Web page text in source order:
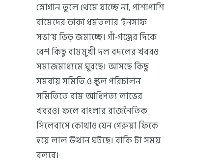
স্লোগান তুলে থেমে যাচ্ছে না, পাশাপাশি
বামেদের ডাকা ধর্মতলার ‘ইনসাফ
সভা’য় ভিড় জমাচ্ছে। গাঁ-গঞ্জের দিকে
বেশ কিছু বামমুখী দল বদলের খবরও
সমাজমাধ্যমে ঘুরছে। আসছে কিছু
সমবায় সমিতি ও স্কুল পরিচালন
সমিতিতে বাম আধিপত্য লাভের
খবরও। ফলে বাংলার রাজনৈতিক
সিলেবাসে কোথাও যেন গেরুয়া ফিকে
হয়ে লাল উত্থান ঘটছে। বাকি টা সময়
বলবে।